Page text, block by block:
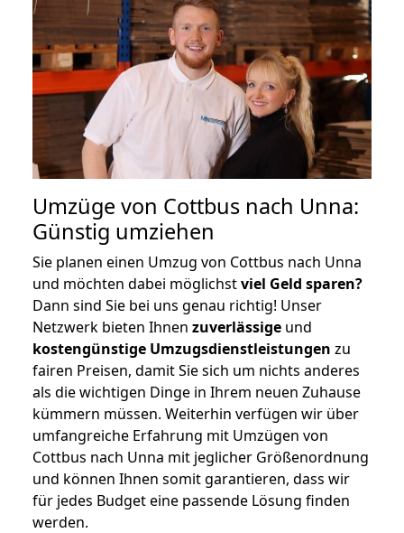
Umzüge von Cottbus nach Unna:
Günstig umziehen
Sie planen einen Umzug von Cottbus nach Unna
und möchten dabei möglichstviel Geld sparen?
Dann sind Sie bei uns genau richtig! Unser
Netzwerk bieten Ihnen zuverlässige und
kostengünstige Umzugsdienstleistungen zu
fairen Preisen, damit Sie sich um nichts anderes
als die wichtigen Dinge in Ihrem neuen Zuhause
kümmern müssen. Weiterhin verfügen wir über
umfangreiche Erfahrung mit Umzügen von
Cottbus nach Unna mit jeglicher Größenordnung
und können Ihnen somit garantieren, dass wir
für jedes Budget eine passende Lösung finden
werden.